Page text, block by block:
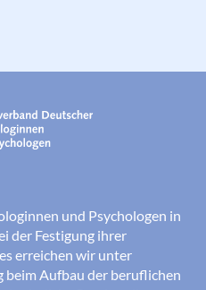
und Psychologen in
der Festigung ihrer
erreichen wir unter
Aufbau der beruflichen